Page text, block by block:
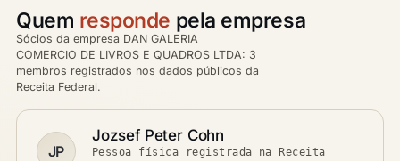
Quem responde pela empresa
Sócios da empresa DAN GALERIA
COMERCIO DE LIVROS E QUADROS LTDA: 3
membros registrados nos dados públicos da
Receita Federal.
JP
Jozsef Peter Cohn
Pessoa física registrada na Receita